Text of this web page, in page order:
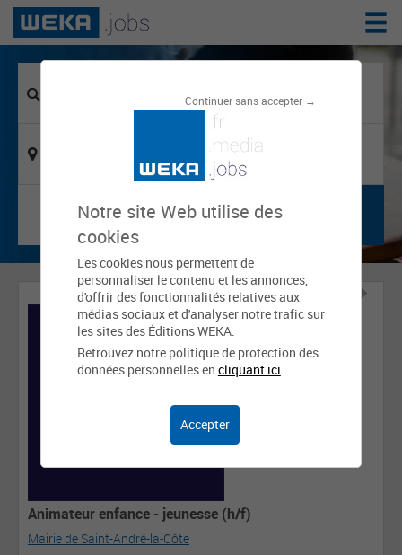
Continuer sans accepter →
Notre site Web utilise des
cookies
Les cookies nous permettent de
personnaliser le contenu et les annonces,
d'offrir des fonctionnalités relatives aux
médias sociaux et d'analyser notre trafic sur
les sites des Éditions WEKA.
Retrouvez notre politique de protection des
données personnelles en cliquant ici.
Accepter
Animateur enfance - jeunesse (h/f)
Mairie de Saint-André-la-Côte